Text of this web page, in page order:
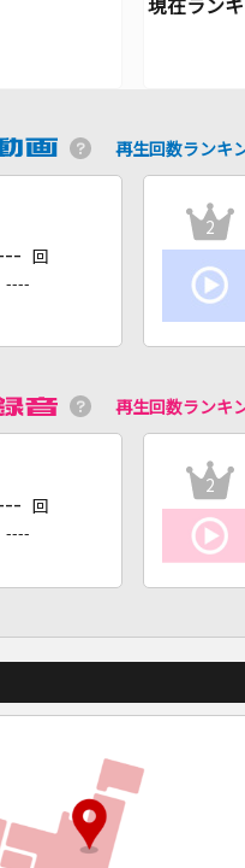
再生回数ランキ
回
----
2
再生回数ランキ
回
----
2